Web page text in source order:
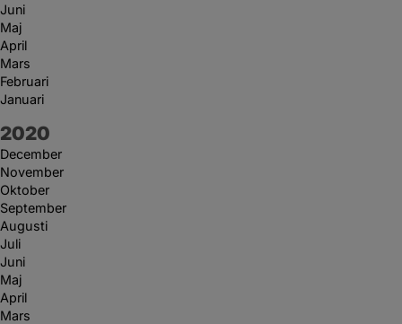
Juni
Maj
April
Mars
Februari
Januari
År:
2020
December
November
Oktober
September
Augusti
Juli
Juni
Maj
April
Mars